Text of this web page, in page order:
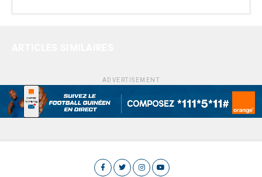
ADVERTISEMENT